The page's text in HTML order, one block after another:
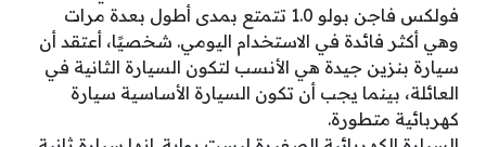
فولكس فاجن بولو 1.0 تتمتع بمدى أطول بعدة مرات
وهي أكثر فائدة في الاستخدام اليومي. شخصيًا، أعتقد أن
سيارة بنزين جيدة هي الأنسب لتكون السيارة الثانية في
العائلة، بينما يجب أن تكون السيارة الأساسية سيارة
كهربائية متطورة.